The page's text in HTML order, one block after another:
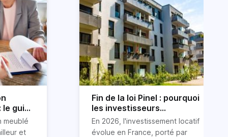
guide
meublé
et
Fin de la loi Pinel : pourquoi
les investisseurs
immobiliers se tournent
vers le LLI en 2026
En 2026, l'investissement locatif
évolue en France, porté par